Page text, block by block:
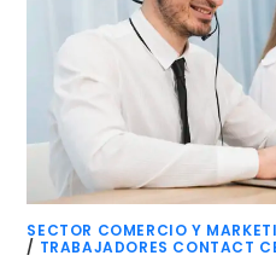
SECTOR COMERCIO Y
/ TRABAJADORES CONTACT